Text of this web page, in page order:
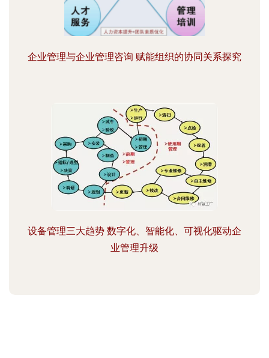
企业管理与企业管理咨询 赋能组织的协同关系探究
设备管理三大趋势 数字化、智能化、可视化驱动企
业管理升级